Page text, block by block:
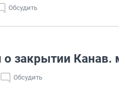
Обсудить
закрытии Канав.
Обсудить